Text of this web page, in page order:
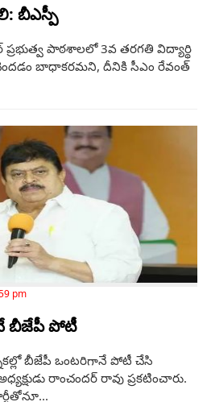
బీఎస్పీ
పాఠశాలలో 3వ తరగతి విద్యార్థి
బాధాకరమని, దీనికి సీఎం రేవంత్
pm
బీజేపీ పోటీ
బీజేపీ ఒంటరిగానే పోటీ చేసి
రాంచందర్ రావు ప్రకటించారు.